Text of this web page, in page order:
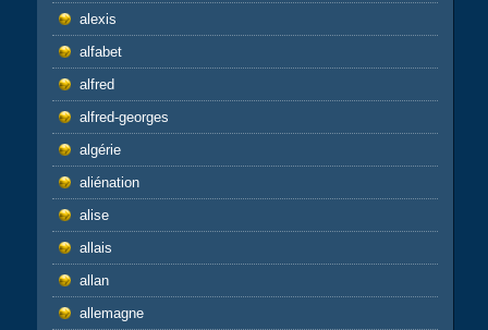
alexis
alfabet
alfred
alfred-georges
algérie
aliénation
alise
allais
allan
allemagne